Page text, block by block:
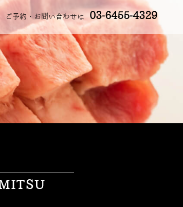
ご予約・お問い合わせは 03-6455-4329